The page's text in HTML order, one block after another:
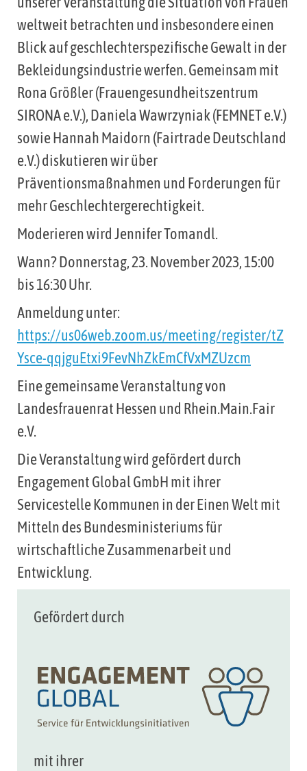
weltweit betrachten und insbesondere einen
Blick auf geschlechterspezifische Gewalt in der
Bekleidungsindustrie werfen. Gemeinsam mit
Rona Größler (Frauengesundheitszentrum
SIRONA e.V.), Daniela Wawrzyniak (FEMNET e.V.)
sowie Hannah Maidorn (Fairtrade Deutschland
e.V.) diskutieren wir über
Präventionsmaßnahmen und Forderungen für
mehr Geschlechtergerechtigkeit.
Moderieren wird Jennifer Tomandl.
Wann? Donnerstag, 23. November 2023, 15:00
bis 16:30 Uhr.
Anmeldung unter:
https://us06web.zoom.us/meeting/register/tZ
Ysce-qqjguEtxi9FevNhZkEmCfVxMZUzcm
Eine gemeinsame Veranstaltung von
Landesfrauenrat Hessen und Rhein.Main.Fair
e.V.
Die Veranstaltung wird gefördert durch
Engagement Global GmbH mit ihrer
Servicestelle Kommunen in der Einen Welt mit
Mitteln des Bundesministeriums für
wirtschaftliche Zusammenarbeit und
Entwicklung.
Gefördert durch
mit ihrer